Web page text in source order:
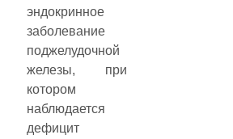
эндокринное
заболевание
поджелудочной
железы, при
котором
наблюдается
дефицит